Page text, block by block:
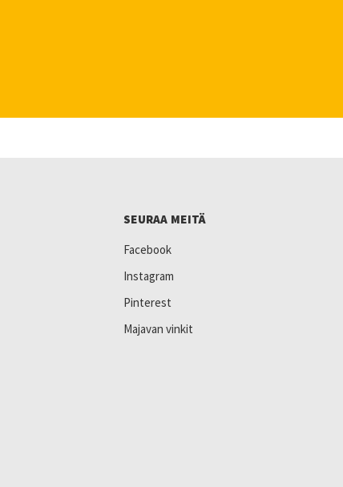
SEURAA MEITÄ
Facebook
Instagram
Pinterest
Majavan vinkit